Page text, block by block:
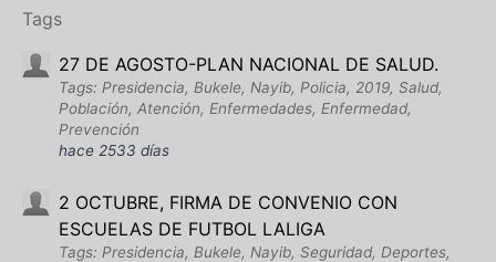
Tags
27 DE AGOSTO-PLAN NACIONAL DE SALUD.
Tags: Presidencia, Bukele, Nayib, Policia, 2019, Salud,
Población, Atención, Enfermedades, Enfermedad,
Prevención
hace 2533 días
2 OCTUBRE, FIRMA DE CONVENIO CON
ESCUELAS DE FUTBOL LALIGA
Tags: Presidencia, Bukele, Nayib, Seguridad, Deportes,